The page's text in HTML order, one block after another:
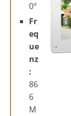
0°
Fr
eq
ue
nz
:
86
6
M